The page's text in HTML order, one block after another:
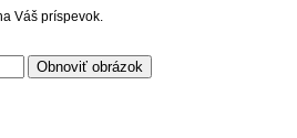
Váš príspevok.